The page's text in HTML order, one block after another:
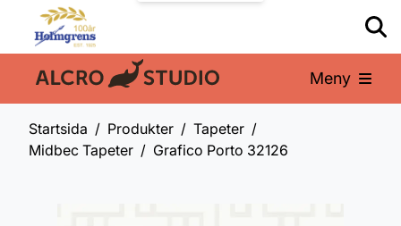
En del av: Meny
Startsida Produkter
Tapeter
Midbec Tapeter
Grafico Porto 32126